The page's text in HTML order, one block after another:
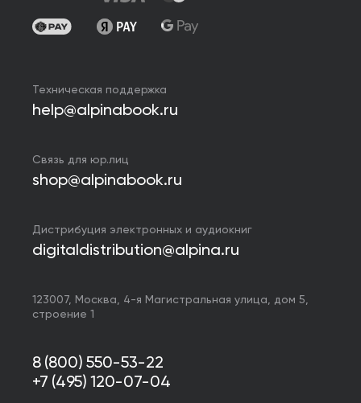
Техническая поддержка
help@alpinabook.ru
Связь для юр.лиц
shop@alpinabook.ru
Дистрибуция электронных и аудиокниг
digitaldistribution@alpina.ru
123007, Москва, 4-я Магистральная улица, дом 5,
строение 1
8 (800) 550-53-22
+7 (495) 120-07-04